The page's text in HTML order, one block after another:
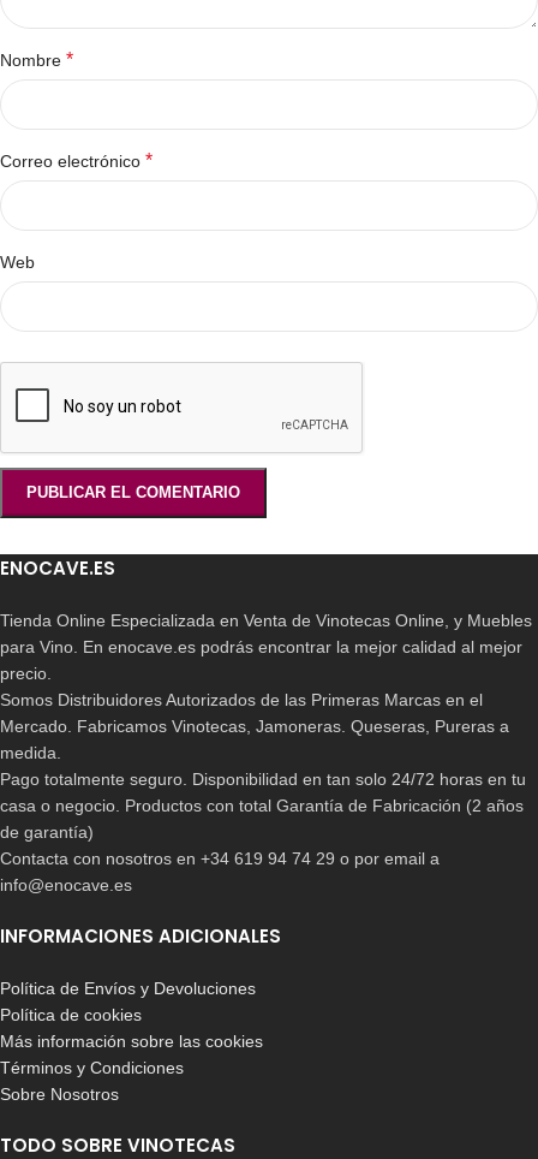
Nombre *
Correo electrónico *
Web
ENOCAVE.ES
Tienda Online Especializada en Venta de Vinotecas Online, y Muebles
para Vino. En enocave.es podrás encontrar la mejor calidad al mejor
precio.
Somos Distribuidores Autorizados de las Primeras Marcas en el
Mercado. Fabricamos Vinotecas, Jamoneras. Queseras, Pureras a
medida.
Pago totalmente seguro. Disponibilidad en tan solo 24/72 horas en tu
casa o negocio. Productos con total Garantía de Fabricación (2 años
de garantía)
Contacta con nosotros en +34 619 94 74 29 o por email a
info@enocave.es
INFORMACIONES ADICIONALES
Política de Envíos y Devoluciones
Política de cookies
Más información sobre las cookies
Términos y Condiciones
Sobre Nosotros
TODO SOBRE VINOTECAS